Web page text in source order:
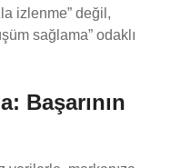
izlenme” değil,
sağlama” odaklı
Başarının